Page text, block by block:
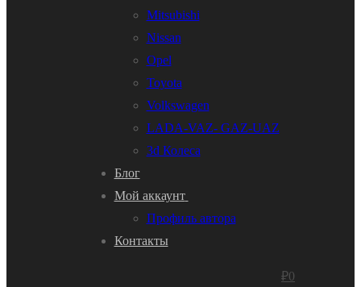
Mitsubishi
Nissan
Opel
Toyota
Volkswagen
LADA-VAZ- GAZ-UAZ
3d Колеса
Блог
Мой аккаунт
Профиль автора
Контакты
₽0